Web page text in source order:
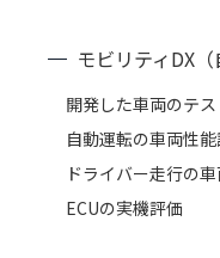
モビリティDX（
開発した車両のテ
自動運転の車両性
ドライバー走行の
ECUの実機評価